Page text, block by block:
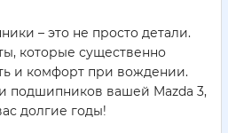
– это не просто детали.
которые существенно
и комфорт при вождении.
подшипников вашей Mazda 3,
долгие годы!